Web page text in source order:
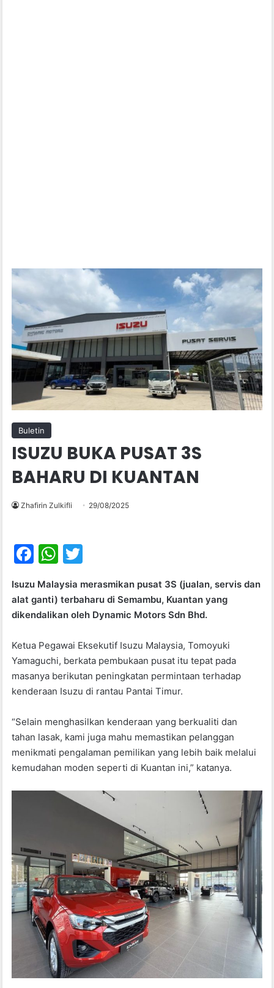
Buletin
ISUZU BUKA PUSAT 3S
BAHARU DI KUANTAN
Zhafirin Zulkifli 29/08/2025
F
c
e
o
o
k
W
at
s
p
p
itt
er
Isuzu Malaysia merasmikan pusat 3S (jualan, servis dan
alat ganti) terbaharu di Semambu, Kuantan yang
dikendalikan oleh Dynamic Motors Sdn Bhd.
Ketua Pegawai Eksekutif Isuzu Malaysia, Tomoyuki
Yamaguchi, berkata pembukaan pusat itu tepat pada
masanya berikutan peningkatan permintaan terhadap
kenderaan Isuzu di rantau Pantai Timur.
“Selain menghasilkan kenderaan yang berkualiti dan
tahan lasak, kami juga mahu memastikan pelanggan
menikmati pengalaman pemilikan yang lebih baik melalui
kemudahan moden seperti di Kuantan ini,” katanya.